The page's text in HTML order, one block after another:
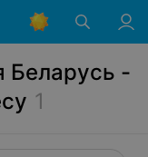
Беларусь -
1